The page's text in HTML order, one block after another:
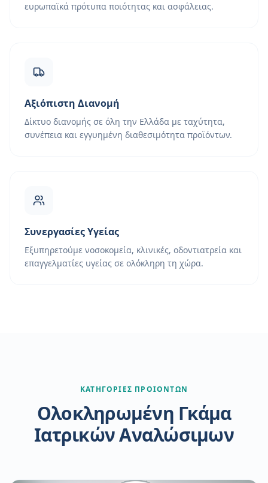
ευρωπαϊκά πρότυπα ποιότητας και ασφάλειας.
Αξιόπιστη Διανομή
Δίκτυο διανομής σε όλη την Ελλάδα με ταχύτητα,
συνέπεια και εγγυημένη διαθεσιμότητα προϊόντων.
Συνεργασίες Υγείας
Εξυπηρετούμε νοσοκομεία, κλινικές, οδοντιατρεία και
επαγγελματίες υγείας σε ολόκληρη τη χώρα.
ΚΑΤΗΓΟΡΙΕΣ ΠΡΟΙΟΝΤΩΝ
Ολοκληρωμένη Γκάμα
Ιατρικών Αναλώσιμων